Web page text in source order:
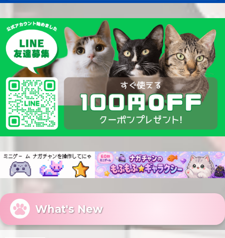
What's New